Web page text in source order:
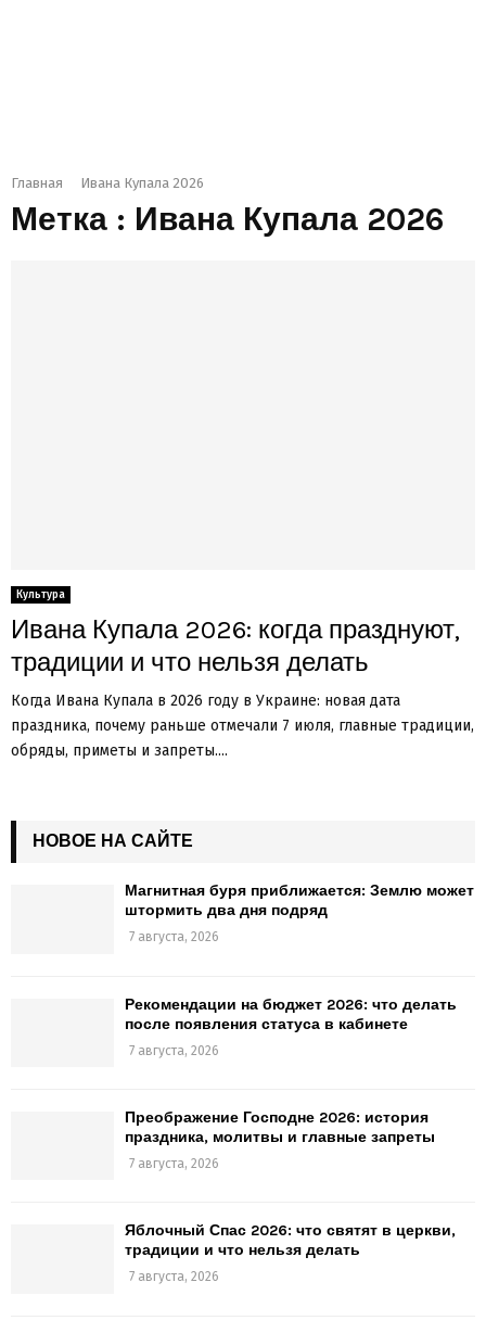
Главная Ивана Купала 2026
Метка : Ивана Купала 2026
Культура
Ивана Купала 2026: когда празднуют,
традиции и что нельзя делать
Когда Ивана Купала в 2026 году в Украине: новая дата
праздника, почему раньше отмечали 7 июля, главные традиции,
обряды, приметы и запреты....
НОВОЕ НА САЙТЕ
Магнитная буря приближается: Землю может
штормить два дня подряд
7 августа, 2026
Рекомендации на бюджет 2026: что делать
после появления статуса в кабинете
7 августа, 2026
Преображение Господне 2026: история
праздника, молитвы и главные запреты
7 августа, 2026
Яблочный Спас 2026: что святят в церкви,
традиции и что нельзя делать
7 августа, 2026